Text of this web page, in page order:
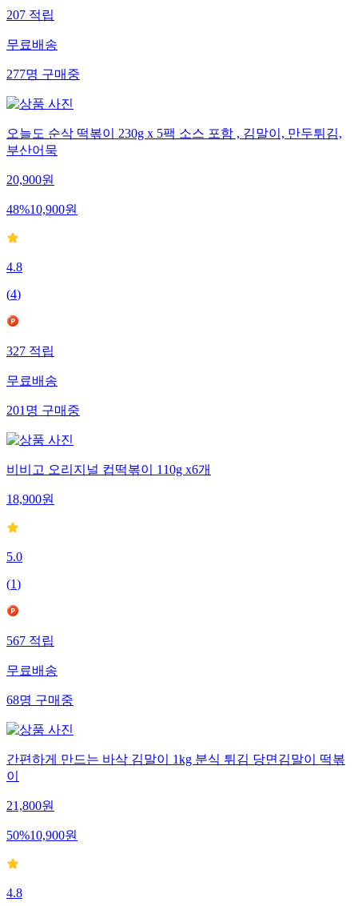
207적립
무료배송
277명구매중
오늘도 순삭 떡볶이 230g x 5팩 소스 포함 , 김말이, 만두튀김,
부산어묵
20,900원
48%10,900원
4.8
(4)
327적립
무료배송
201명구매중
비비고 오리지널 컵떡볶이 110g x6개
18,900원
5.0
(1)
567적립
무료배송
68명구매중
간편하게 만드는 바삭 김말이 1kg 분식 튀김 당면김말이 떡볶
이
21,800원
50%10,900원
4.8